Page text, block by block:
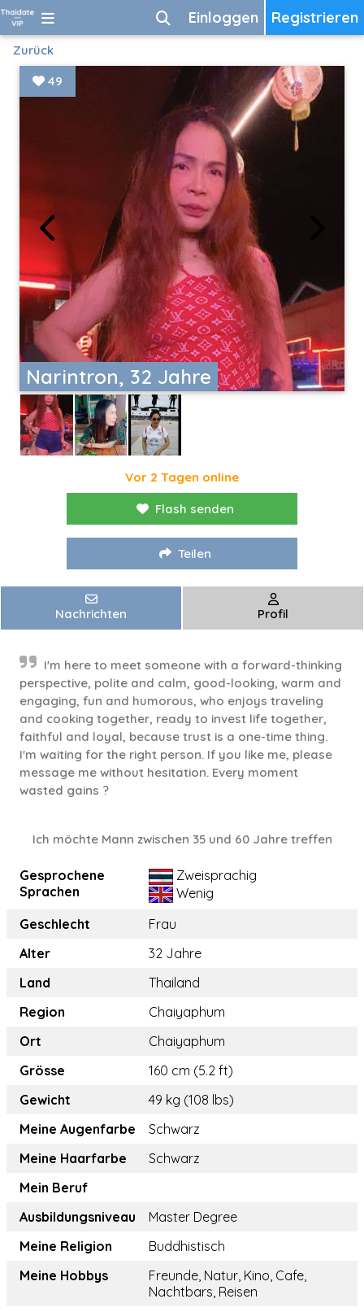
Registrieren
Einloggen
Zurück
Narintron, 32 Jahre
49
Vor 2 Tagen online
Flash senden
Teilen
Nachrichten Profil
I'm here to meet someone with a forward-thinking
perspective, polite and calm, good-looking, warm and
engaging, fun and humorous, who enjoys traveling
and cooking together, ready to invest life together,
faithful and loyal, because trust is a one-time thing.
I'm waiting for the right person. If you like me, please
message me without hesitation. Every moment
wasted gains ?
Ich möchte Mann zwischen 35 und 60 Jahre treffen
Gesprochene
Sprachen
Zweisprachig
Wenig
Geschlecht
Frau
Alter
32 Jahre
Land
Thailand
Region
Chaiyaphum
Ort
Chaiyaphum
Grösse
160 cm (5.2 ft)
Gewicht
49 kg (108 lbs)
Meine Augenfarbe
Schwarz
Meine Haarfarbe
Schwarz
Mein Beruf
Ausbildungsniveau
Master Degree
Meine Religion
Buddhistisch
Meine Hobbys
Freunde, Natur, Kino, Cafe,
Nachtbars, Reisen